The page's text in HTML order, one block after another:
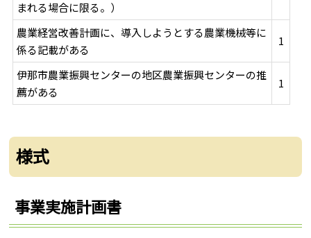
まれる場合に限る。）
農業経営改善計画に、導入しようとする農業機械等に
係る記載がある
1
伊那市農業振興センターの地区農業振興センターの推
薦がある
1
様式
事業実施計画書